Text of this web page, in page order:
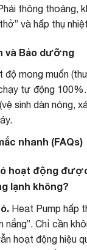
thông thoáng,
và hấp thụ
và Bảo dưỡng
độ mong muốn
tự động
sinh dàn nóng,
nhanh (FAQs)
hoạt động
lạnh không?
Heat Pump hấp
nắng”. Chỉ cần
hoạt động hiệu